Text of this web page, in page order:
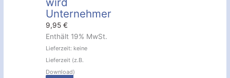
Unternehmer
9,95€
Enthält 19% MwSt.
Lieferzeit: keine
Lieferzeit (z.B.
Download)